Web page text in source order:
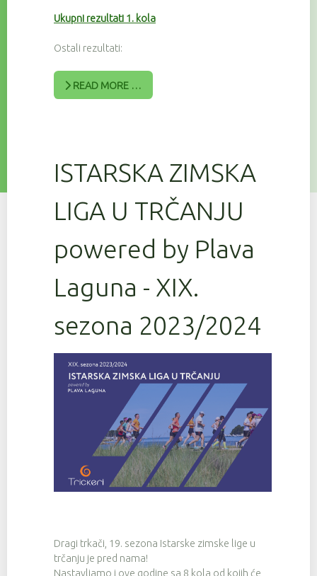
Ukupni rezultati 1. kola
Ostali rezultati:
READ MORE …
ISTARSKA ZIMSKA
LIGA U TRČANJU
powered by Plava
Laguna - XIX.
sezona 2023/2024
Dragi trkači, 19. sezona Istarske zimske lige u
trčanju je pred nama!
Nastavljamo i ove godine sa 8 kola od kojih će